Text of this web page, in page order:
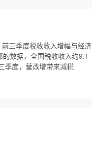
三季度税收收入增幅与经济
数据，全国税收收入约9.1
季度，营改增带来减税